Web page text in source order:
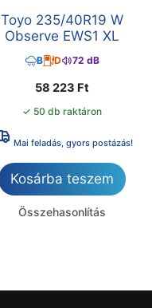
Toyo 235/40R19 W
Observe EWS1 XL
B D 72 dB
58 223 Ft
✓ 50 db raktáron
Mai feladás, gyors postázás!
Kosárba teszem
Összehasonlítás